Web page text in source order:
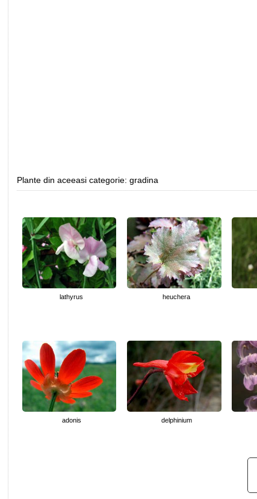
Plante din aceeasi categorie: gradina
lathyrus heuchera
adonis delphinium